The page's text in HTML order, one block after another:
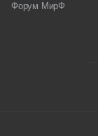
Форум МирФ